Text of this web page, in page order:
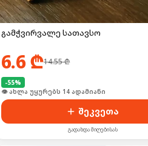
გამჭვირვალე სათავსო
6.6₾14.55₾
-55%
🛒 ბოლო 24სთ-ში იყიდა 23-მა
შეკვეთა
გადახდა მიღებისას